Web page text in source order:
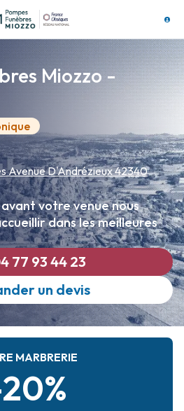
Miozzo -
Avenue D'Andrézieux42340
77 93 44 23
un devis
votre venue nous
dans les meilleures
MARBRERIE